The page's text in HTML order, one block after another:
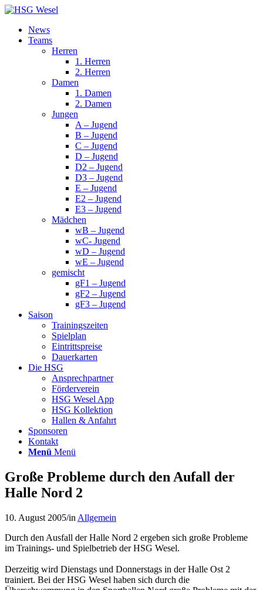
News
Teams
Herren
1. Herren
2. Herren
Damen
1. Damen
2. Damen
Jungen
A – Jugend
B – Jugend
C – Jugend
D – Jugend
D2 – Jugend
D3 – Jugend
E – Jugend
E2 – Jugend
E3 – Jugend
Mädchen
wB – Jugend
wC- Jugend
wD – Jugend
wE – Jugend
gemischt
gF1 – Jugend
gF2 – Jugend
gF3 – Jugend
Saison
Trainingszeiten
Spielplan
Eintrittspreise
Dauerkarten
Die HSG
Ansprechpartner
Förderverein
HSG Wesel App
HSG Kollektion
Hallen & Anfahrt
Sponsoren
Kontakt
Menü Menü
Große Probleme durch den Aufall der
Halle Nord 2
10. August 2005/in Allgemein
Durch den Ausfall der Halle Nord 2 ergeben sich große Probleme
im Trainings- und Spielbetrieb der HSG Wesel.
Derzeitig wird Dienstags und Donnerstags in der Halle Ost 2
trainiert. Bei der HSG Wesel haben sich durch die